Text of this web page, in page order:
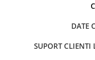
DATE
SUPORT CLIENTI